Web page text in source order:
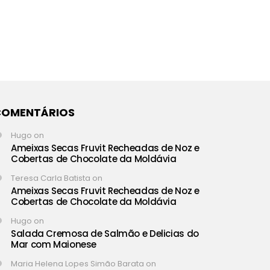
Hugo on
Ameixas Secas Fruvit Recheadas de Noz e
Cobertas de Chocolate da Moldávia
Teresa Carla Batista on
Ameixas Secas Fruvit Recheadas de Noz e
Cobertas de Chocolate da Moldávia
Hugo on
Salada Cremosa de Salmão e Delicias do
Mar com Maionese
Maria Helena Lopes Simão Barata on